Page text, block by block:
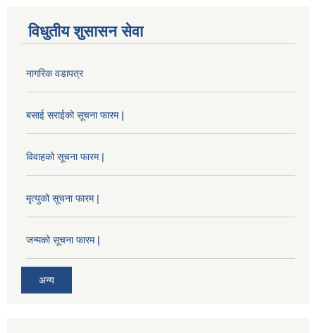
विधुतीय शुसासन सेवा
नागरिक वडापत्र
बसाई सराईको सूचना फारम |
विवाहको सूचना फारम |
मृत्युको सूचना फारम |
जन्मको सूचना फारम |
अन्य